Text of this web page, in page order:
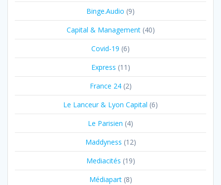
Binge.Audio (9)
Capital & Management(40)
Covid-19 (6)
Express (11)
France 24(2)
Le Lanceur & Lyon Capital (6)
Le Parisien (4)
Maddyness (12)
Mediacités (19)
Médiapart(8)